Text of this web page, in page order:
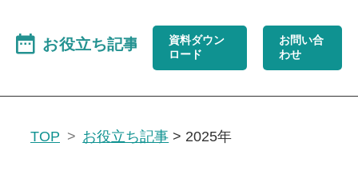
資料ダウン
ロード
お問い合
わせ
TOP お役立ち記事 > 2025年